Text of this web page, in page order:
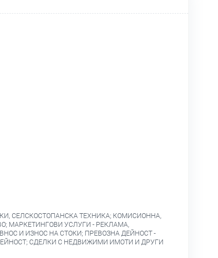
СЕЛСКОСТОПАНСКА ТЕХНИКА; КОМИСИОННА,
МАРКЕТИНГОВИ УСЛУГИ - РЕКЛАМА,
И ИЗНОС НА СТОКИ; ПРЕВОЗНА ДЕЙНОСТ -
СДЕЛКИ С НЕДВИЖИМИ ИМОТИ И ДРУГИ